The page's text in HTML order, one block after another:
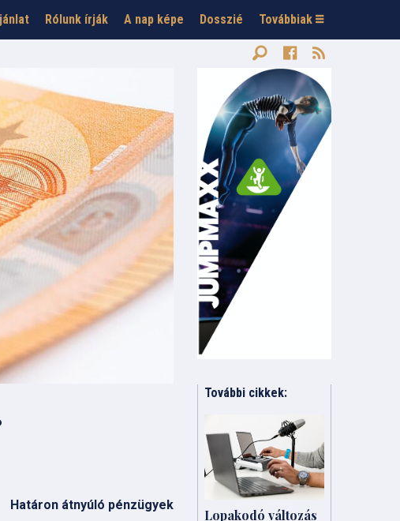
Rólunk írják A nap képe Dosszié Továbbiak
Határon átnyúló pénzügyek
További cikkek:
Lopakodó változás